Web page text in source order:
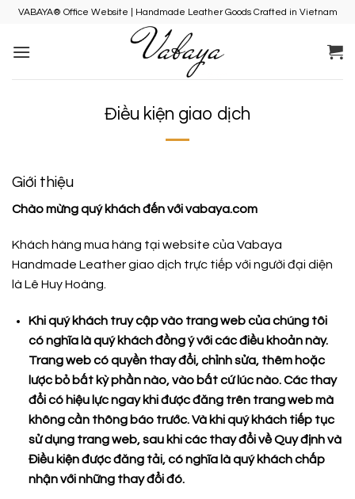
Skip
content
VABAYA® Office Website | Handmade Leather Goods Crafted in Vietnam
Điều kiện giao dịch
Giới thiệu
Chào mừng quý khách đến vớivabaya.com
Khách hàng mua hàng tại website của Vabaya
Handmade Leather giao dịch trực tiếp với người đại diện
là Lê Huy Hoàng.
Khi quý khách truy cập vào trang web của chúng tôi
có nghĩa là quý khách đồng ý với các điều khoản này.
Trang web có quyền thay đổi, chỉnh sửa, thêm hoặc
lược bỏ bất kỳ phần nào, vào bất cứ lúc nào. Các thay
đổi có hiệu lực ngay khi được đăng trên trang web mà
không cần thông báo trước. Và khi quý khách tiếp tục
sử dụng trang web, sau khi các thay đổi về Quy định và
Điều kiện được đăng tải, có nghĩa là quý khách chấp
nhận với những thay đổi đó.